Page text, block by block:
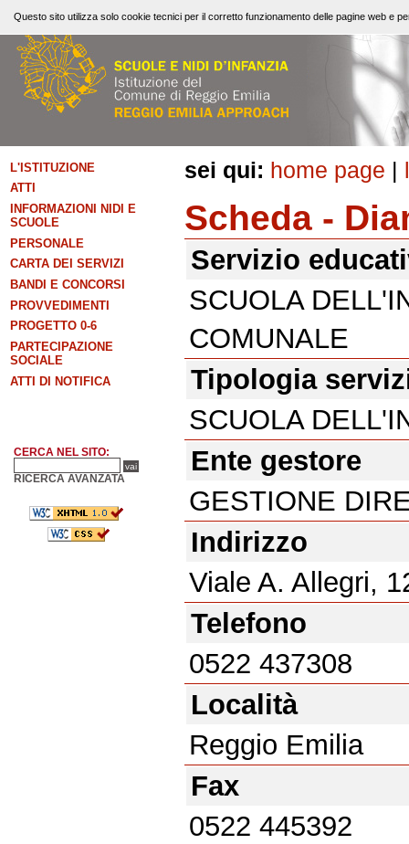
sei qui: home page |
Scheda -
Servizio
SCUOLA
COMUNALE
Tipologia
SCUOLA
Ente gestore
GESTIONE
Indirizzo
Viale A. Allegri,
Telefono
0522 437308
Località
Reggio Emilia
Fax
0522 445392
L'ISTITUZIONE
ATTI
INFORMAZIONI NIDI E
SCUOLE
PERSONALE
CARTA DEI SERVIZI
BANDI E CONCORSI
PROVVEDIMENTI
PROGETTO 0-6
PARTECIPAZIONE
SOCIALE
ATTI DI NOTIFICA
CERCA NEL SITO:
RICERCA AVANZATA
Questo sito utilizza solo cookie tecnici per il corretto funzionamento delle pagine web e